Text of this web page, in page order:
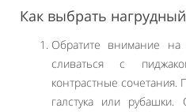
Как выбрать
Обратите внимание
сливаться с
контрастные сочетания.
галстука или рубашки.